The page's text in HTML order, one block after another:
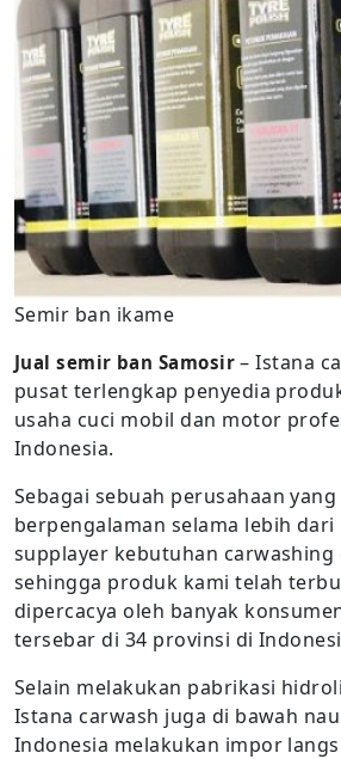
Semir ban ikame
Jual semir ban Samosir– Istana
pusat terlengkap penyedia
usaha cuci mobil dan motor
Indonesia.
Sebagai sebuah perusahaan
berpengalaman selama lebih dari
supplayer kebutuhan
sehingga produk kami telah
dipercacya oleh banyak
tersebar di 34 provinsi di
Selain melakukan pabrikasi
Istana carwash juga di bawah
Indonesia melakukan impor